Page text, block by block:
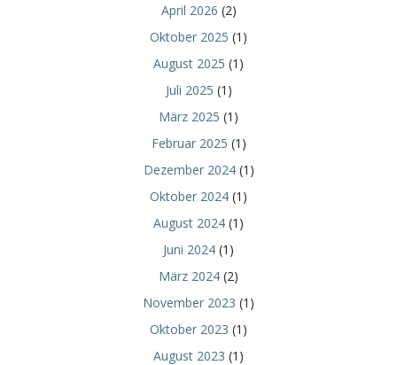
April 2026 (2)
Oktober 2025 (1)
August 2025 (1)
Juli 2025 (1)
März 2025 (1)
Februar 2025 (1)
Dezember 2024(1)
Oktober 2024 (1)
August 2024 (1)
Juni 2024 (1)
März 2024 (2)
November 2023 (1)
Oktober 2023 (1)
August 2023 (1)